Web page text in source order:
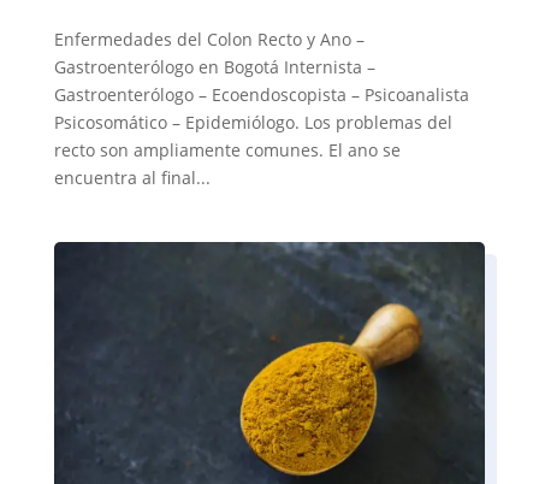
Enfermedades del Colon Recto y Ano –
Gastroenterólogo en Bogotá Internista –
Gastroenterólogo – Ecoendoscopista – Psicoanalista
Psicosomático – Epidemiólogo. Los problemas del
recto son ampliamente comunes. El ano se
encuentra al final...